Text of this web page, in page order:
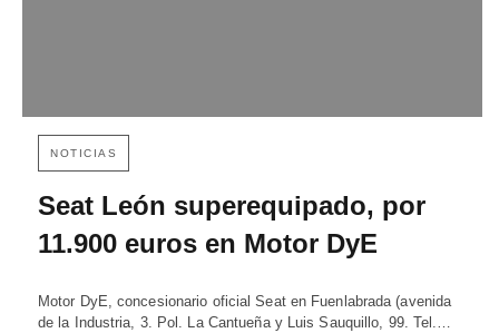
NOTICIAS
Seat León superequipado, por
11.900 euros en Motor DyE
Motor DyE, concesionario oficial Seat en Fuenlabrada (avenida
de la Industria, 3. Pol. La Cantueña y Luis Sauquillo, 99. Tel.…